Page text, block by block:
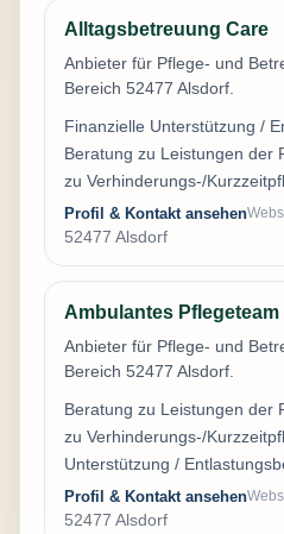
Alltagsbetreuung Care
Anbieter für Pflege- und
Bereich 52477 Alsdorf.
Finanzielle Unterstützung /
Beratung zu Leistungen der
zu Verhinderungs-/
Profil & Kontakt ansehen
52477 Alsdorf
Ambulantes Pflegeteam
Anbieter für Pflege- und
Bereich 52477 Alsdorf.
Beratung zu Leistungen der
zu Verhinderungs-/
Unterstützung /
Profil & Kontakt ansehen
52477 Alsdorf